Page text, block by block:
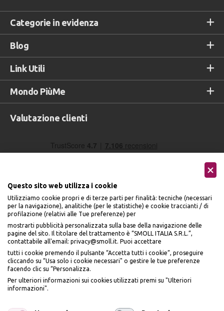
Categorie in evidenza
Blog
Link Utili
Mondo PiùMe
Valutazione clienti
Accettiamo
Seguici sui social
Questo sito web utilizza i cookie
Utilizziamo cookie propri e di terze parti per finalità: tecniche (necessari
per la navigazione), analitiche (per le statistiche) e cookie traccianti / di
profilazione (relativi alle Tue preferenze) per
mostrarti pubblicità personalizzata sulla base della navigazione delle
pagine del sito. Il titolare del trattamento è “SMOLL ITALIA S.R.L.”,
contattabile all'email: privacy@smoll.it. Puoi accettare
tutti i cookie premendo il pulsante “Accetta tutti i cookie”, proseguire
cliccando su “Usa solo i cookie necessari" o gestire le tue preferenze
facendo clic su “Personalizza.
Per ulteriori informazioni sui cookies utilizzati premi su "Ulteriori
informazioni".
BENVENUTO DA
PIÙME